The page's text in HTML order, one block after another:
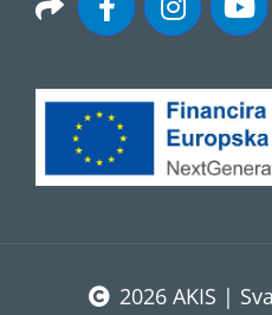
2026 AKIS |